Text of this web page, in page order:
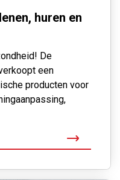
huren en
De
een
producten voor